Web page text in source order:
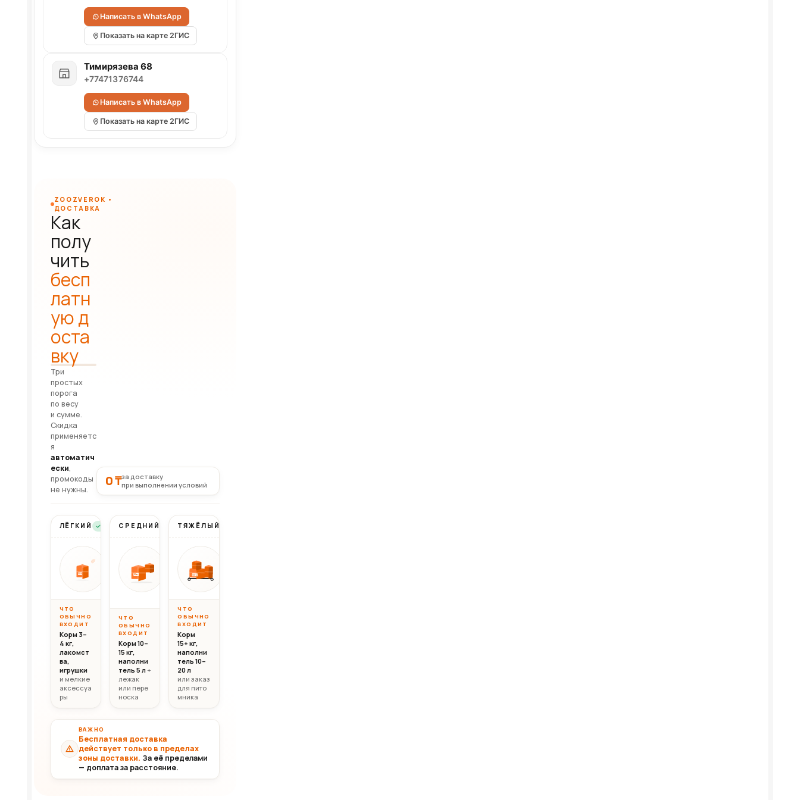
Написать в WhatsApp
Показать на карте 2ГИС
Тимирязева 68
+77471376744
Написать в WhatsApp
Показать на карте 2ГИС
ZOOZVEROK •
ДОСТАВКА
Как
полу
чить
бесп
латн
ую д
оста
вку
Три
простых
порога
по весу
и сумме.
Скидка
применяетс
я
автоматич
ески,
промокоды
не нужны.
0 ₸за доставку
при выполнении условий
ЛЁГКИЙ Бесплатно
10кг
Вес до 10 кг
10 000 ₸
ЧТО
ОБЫЧНО
ВХОДИТ
Корм 3–
4 кг,
лакомст
ва,
игрушки
и мелкие
аксессуа
ры
СРЕДНИЙ Бесплатно
20кг
Вес 10–20 кг
20 000 ₸
ЧТО
ОБЫЧНО
ВХОДИТ
Корм 10–
15 кг,
наполни
тель 5 л+
лежак
или пере
носка
ТЯЖЁЛЫЙ
30+кг
ЧТО
ОБЫЧНО
ВХОДИТ
Корм
15+ кг,
наполни
тель 10–
20 л
или заказ
для пито
мника
ВАЖНО
Бесплатная доставка
действует только в пределах
зоны доставки. За её пределами
— доплата за расстояние.